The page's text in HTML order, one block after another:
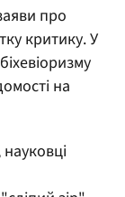
про
критику. У
на